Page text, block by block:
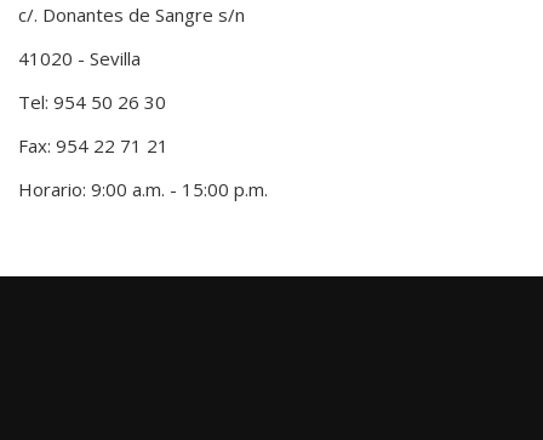
c/. Donantes de Sangre s/n
41020 - Sevilla
Tel: 954 50 26 30
Fax: 954 22 71 21
Horario: 9:00 a.m. - 15:00 p.m.